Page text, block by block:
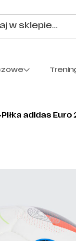
Piłka adidas